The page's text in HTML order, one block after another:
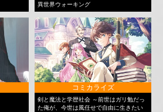
異世界ウォーキング
コミカライズ
剣と魔法と学歴社会 ～前世はガリ勉だっ
た俺が、今世は風任せで自由に生きたい